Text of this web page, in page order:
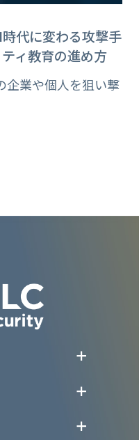
代に変わる攻撃手
ィ教育の進め方
企業や個人を狙い撃